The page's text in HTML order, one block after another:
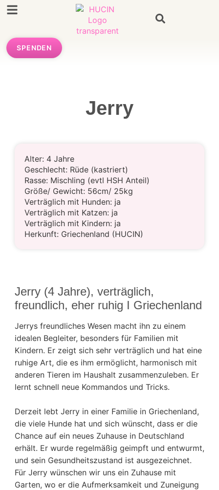
SPENDEN
Jerry
Alter: 4 Jahre
Geschlecht: Rüde (kastriert)
Rasse: Mischling (evtl HSH Anteil)
Größe/ Gewicht: 56cm/ 25kg
Verträglich mit Hunden: ja
Verträglich mit Katzen: ja
Verträglich mit Kindern: ja
Herkunft: Griechenland (HUCIN)
Jerry (4 Jahre), verträglich,
freundlich, eher ruhig I Griechenland
Jerrys freundliches Wesen macht ihn zu einem
idealen Begleiter, besonders für Familien mit
Kindern. Er zeigt sich sehr verträglich und hat eine
ruhige Art, die es ihm ermöglicht, harmonisch mit
anderen Tieren im Haushalt zusammenzuleben. Er
lernt schnell neue Kommandos und Tricks.
Derzeit lebt Jerry in einer Familie in Griechenland,
die viele Hunde hat und sich wünscht, dass er die
Chance auf ein neues Zuhause in Deutschland
erhält. Er wurde regelmäßig geimpft und entwurmt,
und sein Gesundheitszustand ist ausgezeichnet.
Für Jerry wünschen wir uns ein Zuhause mit
Garten, wo er die Aufmerksamkeit und Zuneigung